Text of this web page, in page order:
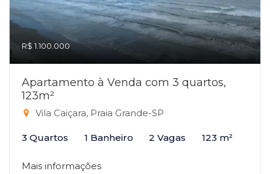
R$ 1.100.000
Apartamento à Venda com 3 quartos,
123m²
Vila Caiçara, Praia Grande-SP
3 Quartos 1 Banheiro 2 Vagas 123 m²
Mais informações